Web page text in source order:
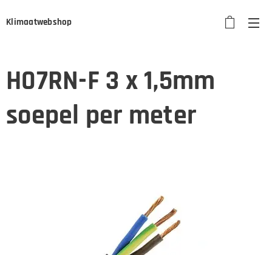
Klimaatwebshop
H07RN-F 3 x 1,5mm
soepel per meter